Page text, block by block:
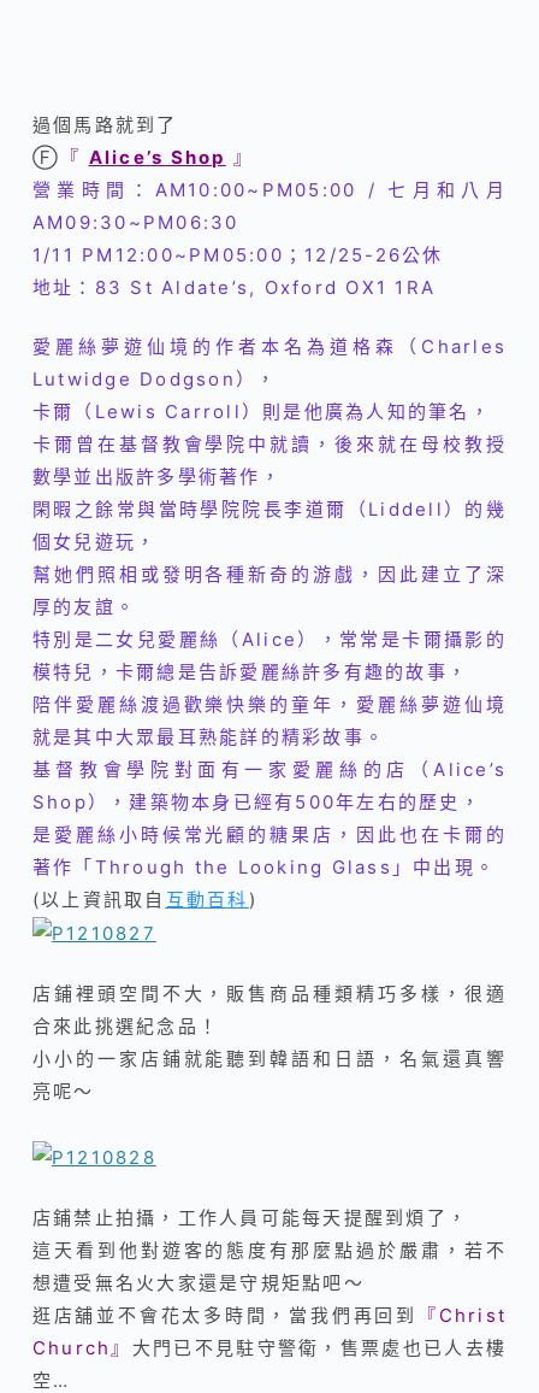
過個馬路就到了
Ⓕ 『 Alice’s Shop
』
營業時間：AM10:00~PM05:00 / 七月和八月
AM09:30~PM06:30
1/11 P M12:00~PM05:00；1 2/25-26公休
地址：83 St Aldate’s, Oxford OX1 1RA
愛麗絲夢遊仙境的作者本名為道格森（Charles
Lutwidge Dodgson），
卡爾（Lewis Carroll）則是他廣為人知的筆名，
卡爾曾在基督教會學院中就讀，後來就在母校教授
數學並出版許多學術著作，
閑暇之餘常與當時學院院長李道爾（Liddell）的幾
個女兒遊玩，
幫她們照相或發明各種新奇的游戲，因此建立了深
厚的友誼。
特別是二女兒愛麗絲（Alice），常常是卡爾攝影的
模特兒，卡爾總是告訴愛麗絲許多有趣的故事，
陪伴愛麗絲渡過歡樂快樂的童年，愛麗絲夢遊仙境
就是其中大眾最耳熟能詳的精彩故事。
基督教會學院對面有一家愛麗絲的店（Alice’s
Shop），建築物本身已經有500年左右的歷史，
是愛麗絲小時候常光顧的糖果店，因此也在卡爾的
著作「Through the Looking Glass」中出現。
(以上資訊取自 互動百科 )
店鋪裡頭空間不大，販售商品種類精巧多樣，很適
合來此挑選紀念品！
小小的一家店鋪就能聽到韓語和日語，名氣還真響
亮呢～
店鋪禁止拍攝，工作人員可能每天提醒到煩了，
這天看到他對遊客的態度有那麼點過於嚴肅，若不
想遭受無名火大家還是守規矩點吧～
逛店舖並不會花太多時間，當我們再回到
『Christ
Church』 大門已不見駐守警衛，售票處也已人去樓
空…